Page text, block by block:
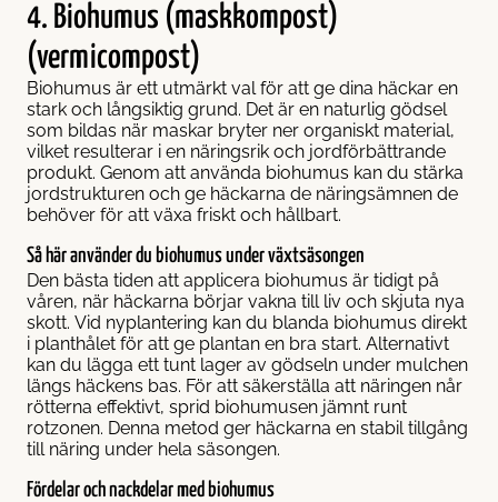
4. Biohumus (maskkompost)
(vermicompost)
Biohumus är ett utmärkt val för att ge dina häckar en
stark och långsiktig grund. Det är en naturlig gödsel
som bildas när maskar bryter ner organiskt material,
vilket resulterar i en näringsrik och jordförbättrande
produkt. Genom att använda biohumus kan du stärka
jordstrukturen och ge häckarna de näringsämnen de
behöver för att växa friskt och hållbart.
Så här använder du biohumus under växtsäsongen
Den bästa tiden att applicera biohumus är tidigt på
våren, när häckarna börjar vakna till liv och skjuta nya
skott. Vid nyplantering kan du blanda biohumus direkt
i planthålet för att ge plantan en bra start. Alternativt
kan du lägga ett tunt lager av gödseln under mulchen
längs häckens bas. För att säkerställa att näringen når
rötterna effektivt, sprid biohumusen jämnt runt
rotzonen. Denna metod ger häckarna en stabil tillgång
till näring under hela säsongen.
Fördelar och nackdelar med biohumus